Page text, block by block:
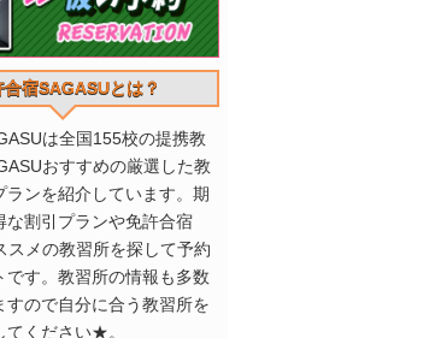
合宿SAGASUとは？
は全国155校の提携教
おすすめの厳選した教
ランを紹介しています。期
な割引プランや免許合宿
スメの教習所を探して予約
です。教習所の情報も多数
すので自分に合う教習所を
てください★。